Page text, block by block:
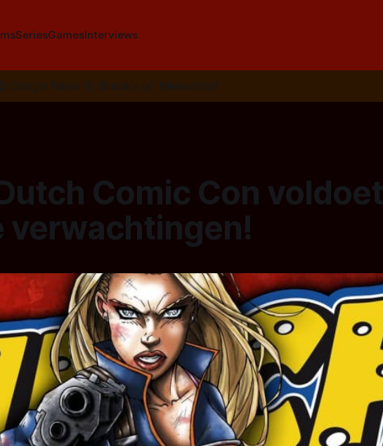
SeriesGamesInterviews
Google News 🦋 Bluesky ✉️ Nieuwsbrief
Comic Con voldoet
verwachtingen!